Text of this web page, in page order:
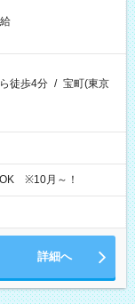
徒歩4分 / 宝町(東京
※10月～！
詳細へ